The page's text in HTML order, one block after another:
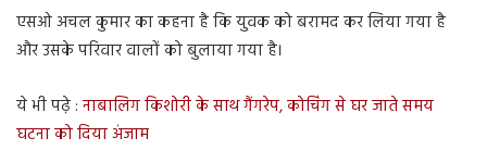
एसओ अचल कुमार का कहना है कि युवक को बरामद कर लिया गया है
और उसके परिवार वालों को बुलाया गया है।
ये भी पढ़े : नाबालिग किशोरी के साथ गैंगरेप, कोचिंग से घर जाते समय
घटना को दिया अंजाम